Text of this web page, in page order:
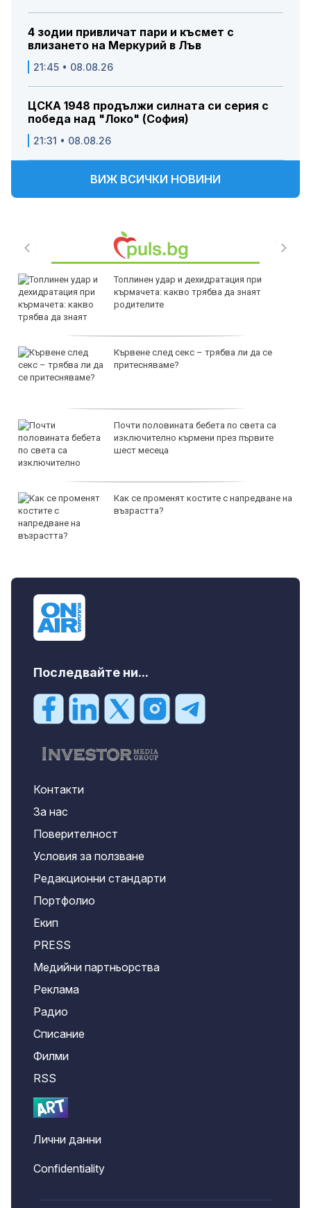
4 зодии привличат пари и късмет с
влизането на Меркурий в Лъв
21:45 • 08.08.26
ЦСКА 1948 продължи силната си серия с
победа над "Локо" (София)
21:31 • 08.08.26
ВИЖ ВСИЧКИ НОВИНИ
Топлинен удар и дехидратация при
кърмачета: какво трябва да знаят
родителите
Кървене след секс – трябва ли да се
притесняваме?
Почти половината бебета по света са
изключително кърмени през първите
шест месеца
Как се променят костите с напредване на
възрастта?
Последвайте ни...
Контакти
За нас
Поверителност
Условия за ползване
Редакционни стандарти
Портфолио
Екип
PRESS
Медийни партньорства
Реклама
Радио
Списание
Филми
RSS
Лични данни
Confidentiality